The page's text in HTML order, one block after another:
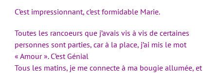
C’est impressionnant, c’est formidable Marie.
Toutes les rancoeurs que j’avais vis à vis de certaines
personnes sont parties, car à la place, j’ai mis le mot
« Amour ». C’est Génial
Tous les matins, je me connecte à ma bougie allumée, et